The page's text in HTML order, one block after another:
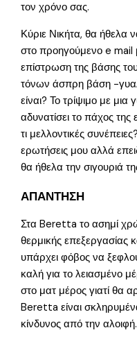
τον χρόνο σας.
Κύριε Νικήτα, θα
στο προηγούμενο e mail
επίστρωση της βάσης
τόνων άσπρη βάση -
είναι? Το τρίψιμο με μια
αδυνατίσει το πάχος
τι μελλοντικές
ερωτήσεις μου αλλά
θα ήθελα την σιγουριά
ΑΠΑΝΤΗΣΗ
Στα Beretta το ασημί
θερμικής επεξεργασίας
υπάρχει φόβος να
καλή για το λειασμένο
στο ματ μέρος γιατί θα
Beretta είναι
κίνδυνος από την αλοιφή.